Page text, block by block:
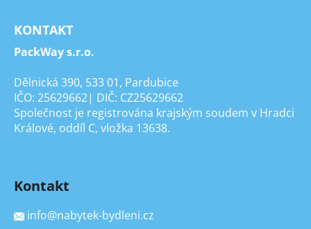
KONTAKT
PackWay s.r.o.
Dělnická 390, 533 01, Pardubice
IČO: 25629662| DIČ: CZ25629662
Společnost je registrována krajským soudem v Hradci
Králové, oddíl C, vložka 13638.
Kontakt
info@nabytek-bydleni.cz